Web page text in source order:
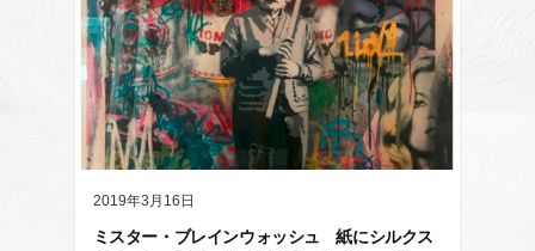
2019年3月16日
ミスター・ブレインウォッシュ 紙にシルクス